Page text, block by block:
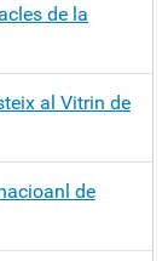
de la
al Vitrin de
de